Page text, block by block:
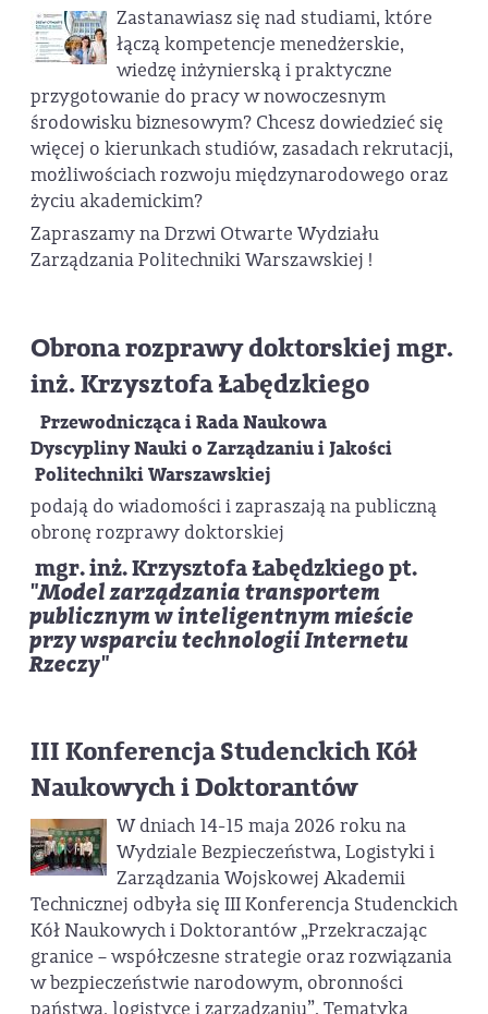
Zastanawiasz się nad studiami, które
łączą kompetencje menedżerskie,
wiedzę inżynierską i praktyczne
przygotowanie do pracy w nowoczesnym
środowisku biznesowym? Chcesz dowiedzieć się
więcej o kierunkach studiów, zasadach rekrutacji,
możliwościach rozwoju międzynarodowego oraz
życiu akademickim?
Zapraszamy na Drzwi Otwarte Wydziału
Zarządzania Politechniki Warszawskiej !
Obrona rozprawy doktorskiej mgr.
inż. Krzysztofa Łabędzkiego
Przewodnicząca i Rada Naukowa
DyscyplinyNauki o Zarządzaniu i Jakości
Politechniki Warszawskiej
podają do wiadomości i zapraszają na publiczną
obronę rozprawy doktorskiej
mgr. inż.Krzysztofa Łabędzkiegopt.
"Model zarządzania transportem
publicznymw inteligentnym mieście
przy wsparciu technologii Internetu
Rzeczy"
III Konferencja Studenckich Kół
Naukowych i Doktorantów
W dniach 14-15 maja 2026 roku na
Wydziale Bezpieczeństwa, Logistyki i
Zarządzania Wojskowej Akademii
Technicznej odbyła się III Konferencja Studenckich
Kół Naukowych i Doktorantów „Przekraczając
granice – współczesne strategie oraz rozwiązania
w bezpieczeństwie narodowym, obronności